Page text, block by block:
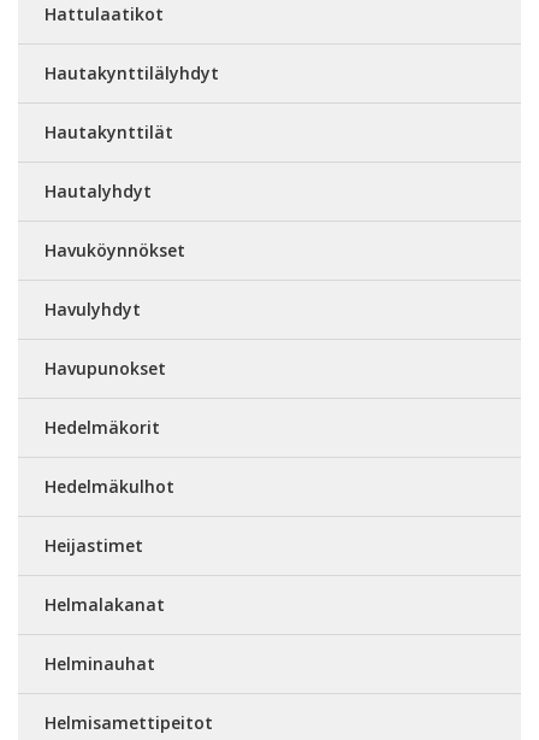
Hattulaatikot
Hautakynttilälyhdyt
Hautakynttilät
Hautalyhdyt
Havuköynnökset
Havulyhdyt
Havupunokset
Hedelmäkorit
Hedelmäkulhot
Heijastimet
Helmalakanat
Helminauhat
Helmisamettipeitot